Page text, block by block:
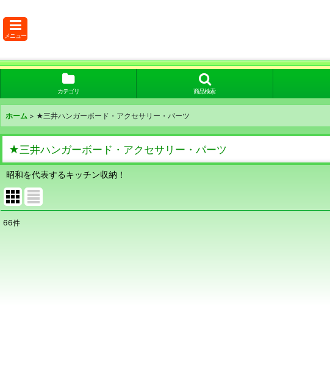
メニュー
カテゴリ 商品検索
ホーム > ★三井ハンガーボード・アクセサリー・パーツ
★三井ハンガーボード・アクセサリー・パーツ
昭和を代表するキッチン収納！
66件